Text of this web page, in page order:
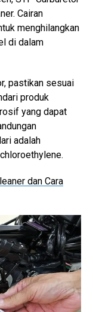
Cairan
menghilangkan
di dalam
pastikan sesuai
produk
yang dapat
adalah
dan Cara